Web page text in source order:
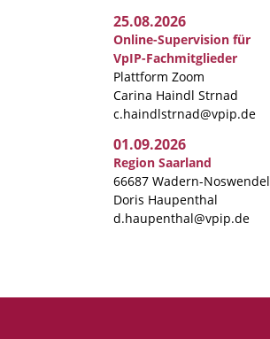
25.08.2026
Online-Supervision für
VpIP-Fachmitglieder
Plattform Zoom
Carina Haindl Strnad
c.haindlstrnad@vpip.de
01.09.2026
Region Saarland
66687 Wadern-Noswendel
Doris Haupenthal
d.haupenthal@vpip.de